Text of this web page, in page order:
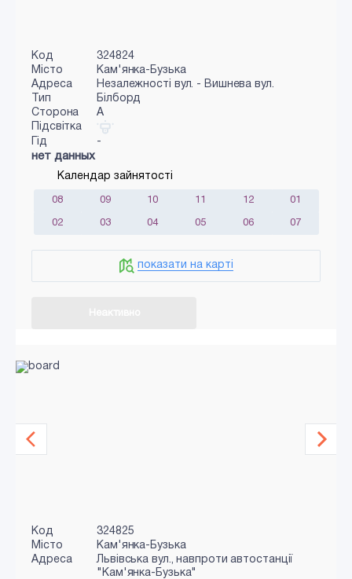
Код
324824
Місто
Кам'янка-Бузька
Адреса
Незалежності вул. - Вишнева вул.
Тип
Білборд
Сторона
A
Підсвітка
Гід
-
нет данных
Календар зайнятості
08 09 10 11 12 01
02 03 04 05 06 07
показати на карті
Код
324825
Місто
Кам'янка-Бузька
Адреса
Львівська вул., навпроти автостанції
"Кам'янка-Бузька"